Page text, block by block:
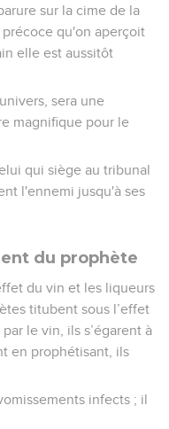
sur la cime de la
qu'on aperçoit
elle est aussitôt
sera une
magnifique pour le
qui siège au tribunal
l'ennemi jusqu'à ses
du prophète
du vin et les liqueurs
titubent sous l’effet
le vin, ils s’égarent à
en prophétisant, ils
infects ; il